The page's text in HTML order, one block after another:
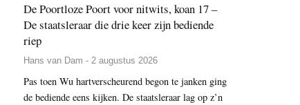
De Poortloze Poort voor nitwits, koan 17 –
De staatsleraar die drie keer zijn bediende
riep
Hans van Dam - 2 augustus 2026
Pas toen Wu hartverscheurend begon te janken ging
de bediende eens kijken. De staatsleraar lag op z’n